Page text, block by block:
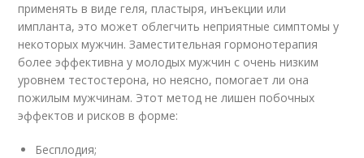
применять в виде геля, пластыря, инъекции или
импланта, это может облегчить неприятные симптомы у
некоторых мужчин. Заместительная гормонотерапия
более эффективна у молодых мужчин с очень низким
уровнем тестостерона, но неясно, помогает ли она
пожилым мужчинам. Этот метод не лишен побочных
эффектов и рисков в форме:
Бесплодия;